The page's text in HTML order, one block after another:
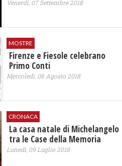
Venerdì, 07 Settembre 2018
MOSTRE
Firenze e Fiesole celebrano
Primo Conti
Mercoledì, 08 Agosto 2018
CRONACA
​La casa natale di Michelangelo
tra le Case della Memoria
Lunedì, 09 Luglio 2018